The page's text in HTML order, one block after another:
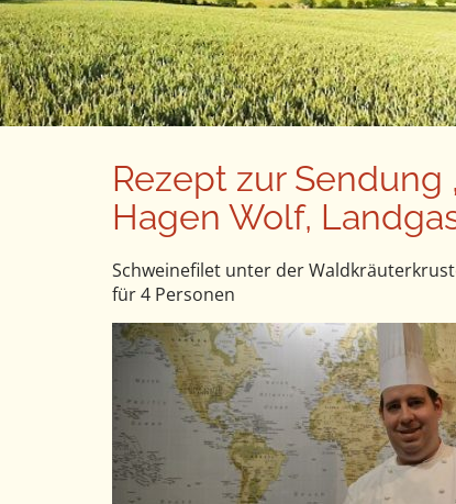
u
t
e
n
t
Rezept zur Sendung
Hagen Wolf,
Schweinefilet unter der
für 4 Personen